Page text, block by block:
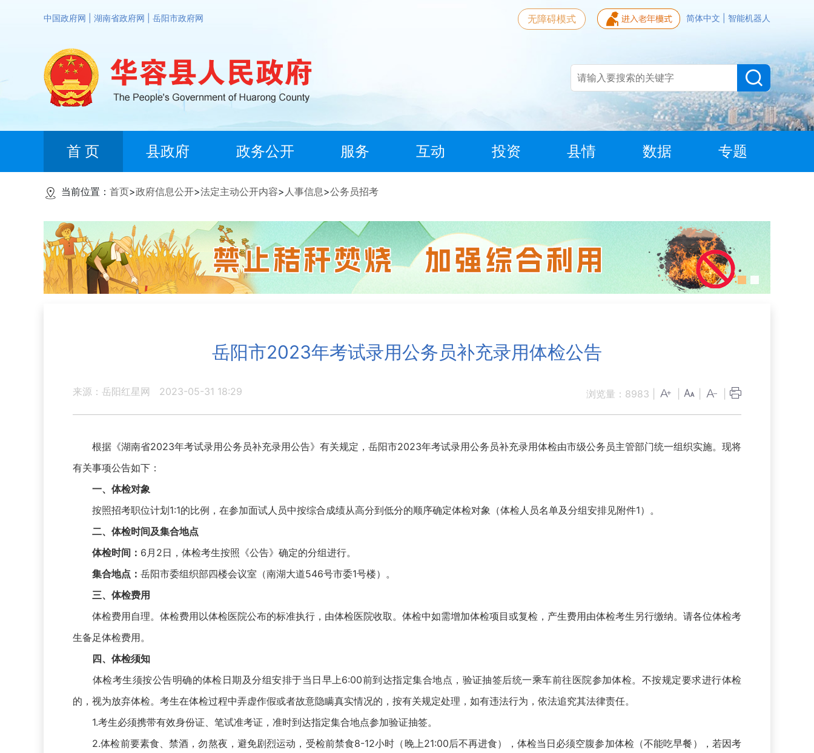
中国政府网 湖南省政府网 岳阳市政府网 简体中文 智能机器人
无障碍模式
首 页 县政府 政务公开 服务 互动 投资 县情 数据 专题
当前位置： 首页>政府信息公开>法定主动公开内容> 人事信息>公务员招考
岳阳市2023年考试录用公务员补充录用体检公告
来源：岳阳红星网 2023-05-31 18:29 浏览量： 8983
根据《湖南省2023年考试录用公务员补充录用公告》有关规定，岳阳市2023年考试录用公务员补充录用体检由市级公务员主管部门统一组织实施。现将
有关事项公告如下：
一、体检对象
按照招考职位计划1:1的比例，在参加面试人员中按综合成绩从高分到低分的顺序确定体检对象（体检人员名单及分组安排见附件1）。
二、体检时间及集合地点
体检时间： 6月2日，体检考生按照《公告》确定的分组进行。
集合地点： 岳阳市委组织部四楼会议室（南湖大道546号市委1号楼）。
三、体检费用
体检费用自理。体检费用以体检医院公布的标准执行，由体检医院收取。体检中如需增加体检项目或复检，产生费用由体检考生另行缴纳。请各位体检考
生备足体检费用。
四、体检须知
体检考生须按公告明确的体检日期及分组安排于当日早上6:00前到达指定集合地点，验证抽签后统一乘车前往医院参加体检。不按规定要求进行体检
的，视为放弃体检。考生在体检过程中弄虚作假或者故意隐瞒真实情况的，按有关规定处理，如有违法行为，依法追究其法律责任。
1.考生必须携带有效身份证、笔试准考证，准时到达指定集合地点参加验证抽签。
2.体检前要素食、禁酒，勿熬夜，避免剧烈运动，受检前禁食8-12小时（晚上21:00后不再进食），体检当日必须空腹参加体检（不能吃早餐），若因考